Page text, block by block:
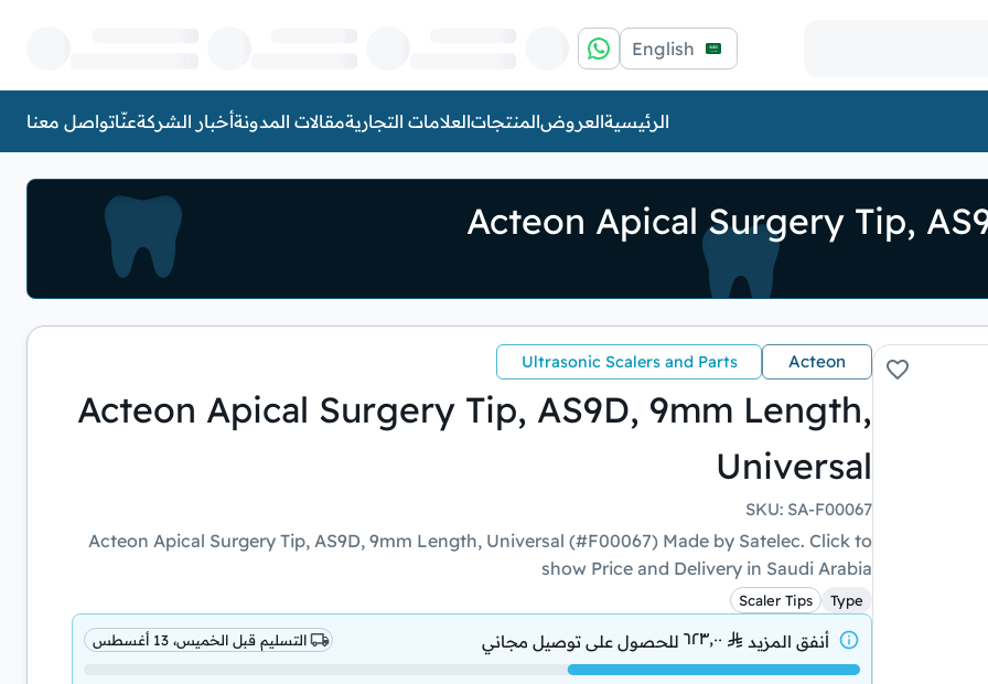
English
الرئيسيةالعروضالمنتجاتالعلامات التجاريةمقالات المدونةأخبار الشركةعنّاتواصل معنا
Acteon Apical Surgery Tip,
Acteon
Ultrasonic Scalers and Parts
Acteon Apical Surgery Tip, AS9D, 9mm Length,
Universal
SKU: SA-F00067
Acteon Apical Surgery Tip, AS9D, 9mm Length, Universal (#F00067) Made by Satelec. Click to
show Price and Delivery in Saudi Arabia
Type
Scaler Tips
أنفق المزيد ٦٢٣٫٠٠ للحصول على توصيل مجاني التسليم قبل الخميس، 13 أغسطس